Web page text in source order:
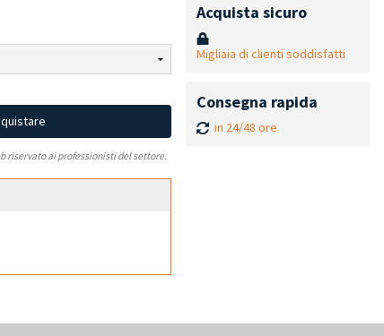
riservato ai professionisti del settore.
Acquista sicuro
Migliaia di clienti soddisfatti
Consegna rapida
in 24/48 ore